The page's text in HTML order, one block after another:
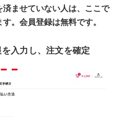
ませていない人は、ここで
。会員登録は無料です。
入力し、注文を確定